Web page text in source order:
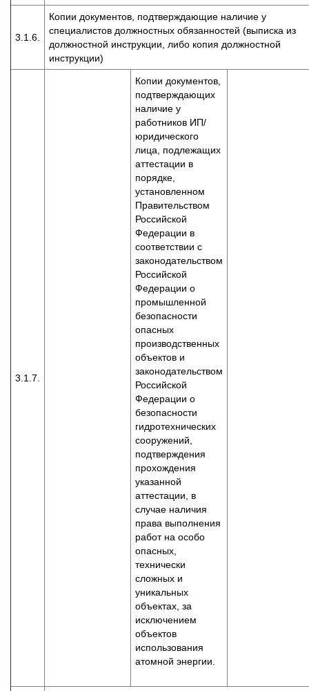
3.1.6.
Копии документов, подтверждающие наличие у
специалистов должностных обязанностей (выписка из
должностной инструкции, либо копия должностной
инструкции)
3.1.7.
Копии документов,
подтверждающих
наличие у
работников ИП/
юридического
лица, подлежащих
аттестации в
порядке,
установленном
Правительством
Российской
Федерации в
соответствии с
законодательством
Российской
Федерации о
промышленной
безопасности
опасных
производственных
объектов и
законодательством
Российской
Федерации о
безопасности
гидротехнических
сооружений,
подтверждения
прохождения
указанной
аттестации, в
случае наличия
права выполнения
работ на особо
опасных,
технически
сложных и
уникальных
объектах, за
исключением
объектов
использования
атомной энергии.